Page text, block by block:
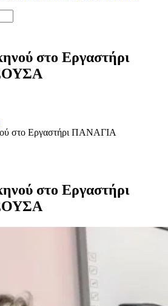
στο Εργαστήρι
στο Εργαστήρι ΠΑΝΑΓΙΑ
στο Εργαστήρι